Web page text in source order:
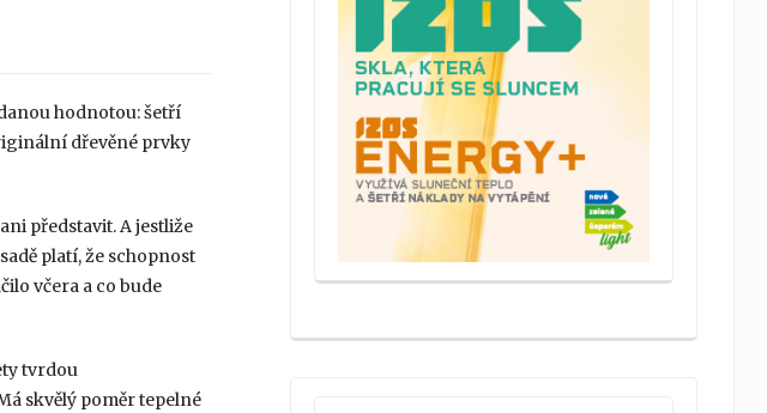
hodnotou: šetří
dřevěné prvky
představit. A jestliže
platí, že schopnost
včera a co bude
tvrdou
skvělý poměr tepelné